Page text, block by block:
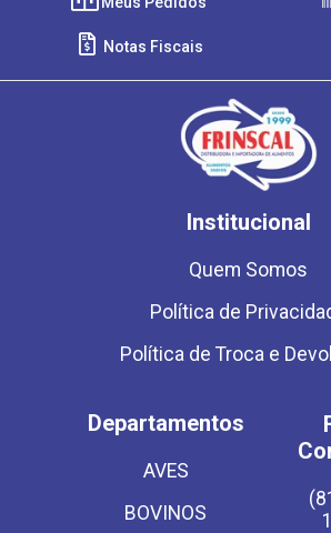
Notas Fiscais
Institucional
Quem Somos
Política de
Política de Troca e
Departamentos
AVES
BOVINOS